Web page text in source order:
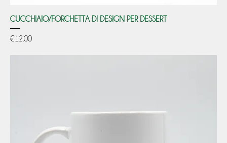
CUCCHIAIO/FORCHETTA DI DESIGN PER DESSERT
Price
€12.00